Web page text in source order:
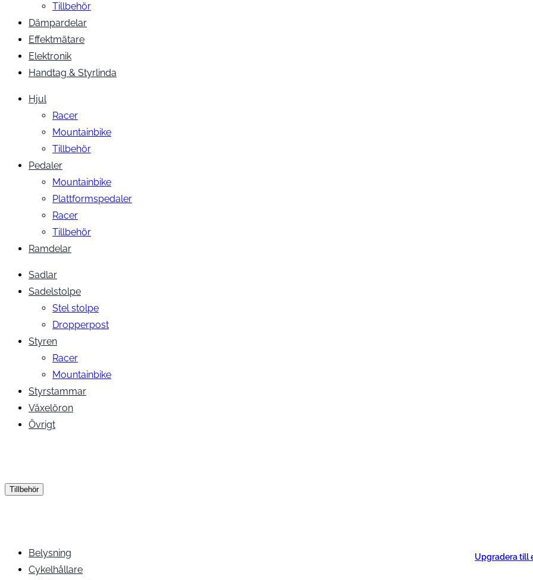
Tillbehör
Dämpardelar
Effektmätare
Elektronik
Handtag & Styrlinda
Hjul
Racer
Mountainbike
Tillbehör
Pedaler
Mountainbike
Plattformspedaler
Racer
Tillbehör
Ramdelar
Sadlar
Sadelstolpe
Stel stolpe
Dropperpost
Styren
Racer
Mountainbike
Styrstammar
Växelöron
Övrigt
Tillbehör
Belysning
Cykelhållare
Upgradera till